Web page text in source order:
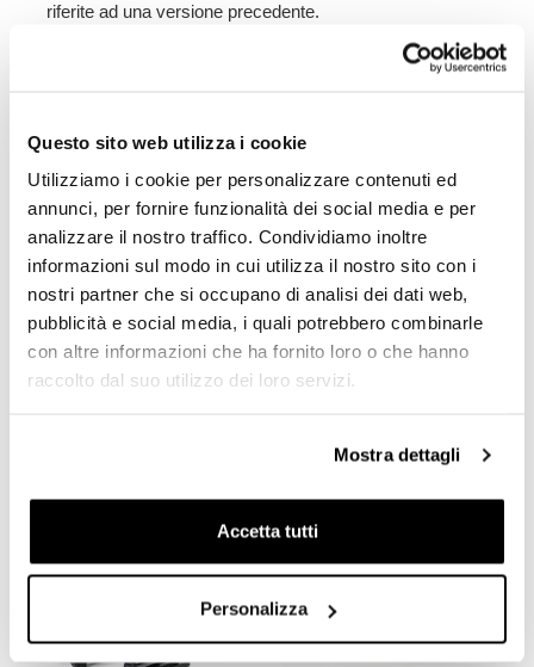
Questo sito web utilizza i cookie
Utilizziamo i cookie per personalizzare contenuti ed
annunci, per fornire funzionalità dei social media e per
analizzare il nostro traffico. Condividiamo inoltre
informazioni sul modo in cui utilizza il nostro sito con i
nostri partner che si occupano di analisi dei dati web,
pubblicità e social media, i quali potrebbero combinarle
con altre informazioni che ha fornito loro o che hanno
raccolto dal suo utilizzo dei loro servizi.
Mostra dettagli
Accetta tutti
Personalizza
riferite ad una versione precedente.
OPINIONE DEI CLIENTI
Deviaccedereper poter scrivere la tua opinione.
Condividi Invia Recensione
PRODOTTI CHE TI POTREBBERO